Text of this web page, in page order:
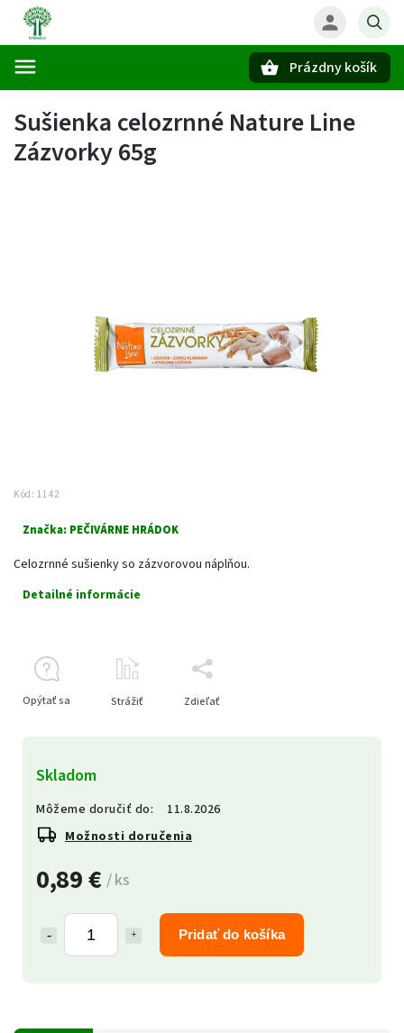
Prázdny košík
Sušienka celozrnné Nature Line
Zázvorky 65g
Kód: 1142
Značka: PEČIVÁRNE HRÁDOK
0,89 € / ks
Pridať do košíka
Skladom
Môžeme doručiť do:
11.8.2026
Možnosti doručenia
Celozrnné sušienky so zázvorovou náplňou.
Detailné informácie
Opýtať sa Strážiť Zdieľať